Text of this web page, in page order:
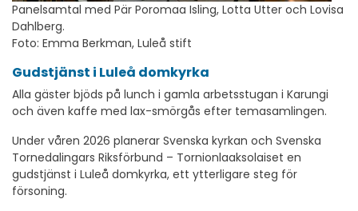
Panelsamtal med Pär Poromaa Isling, Lotta Utter och Lovisa
Dahlberg.
Foto: Emma Berkman, Luleå stift
Gudstjänst i Luleå domkyrka
Alla gäster bjöds på lunch i gamla arbetsstugan i Karungi
och även kaffe med lax-smörgås efter temasamlingen.
Under våren 2026 planerar Svenska kyrkan och Svenska
Tornedalingars Riksförbund – Tornionlaaksolaiset en
gudstjänst i Luleå domkyrka, ett ytterligare steg för
försoning.